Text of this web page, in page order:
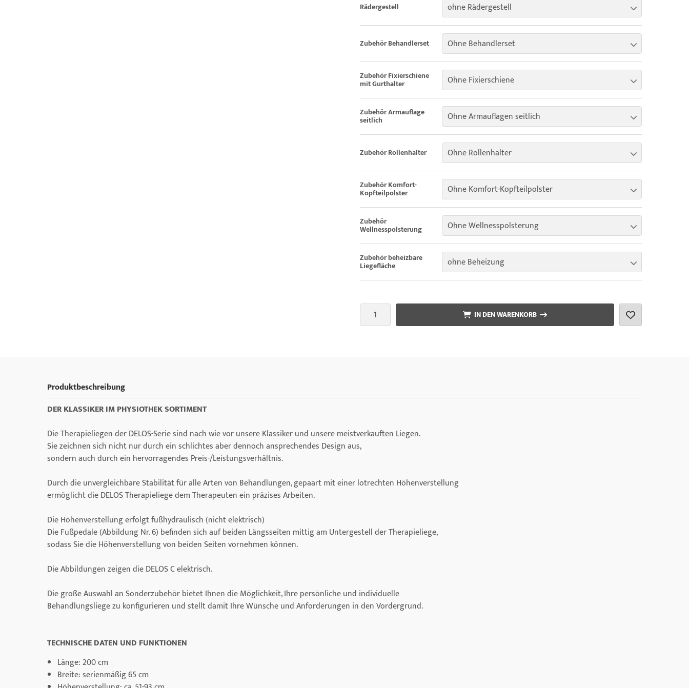
Rädergestell ohne Rädergestell
Zubehör Behandlerset Ohne Behandlerset
Zubehör Fixierschiene
mit Gurthalter Ohne Fixierschiene
Zubehör Armauflage
seitlich Ohne Armauflagen seitlich
Zubehör Rollenhalter Ohne Rollenhalter
Zubehör Komfort-
Kopfteilpolster Ohne Komfort-Kopfteilpolster
Zubehör
Wellnesspolsterung Ohne Wellnesspolsterung
Zubehör beheizbare
Liegefläche ohne Beheizung
IN DEN WARENKORB
Produktbeschreibung
DER KLASSIKER IM PHYSIOTHEK SORTIMENT
Die Therapieliegen der DELOS-Serie sind nach wie vor unsere Klassiker und unsere meistverkauften Liegen.
Sie zeichnen sich nicht nur durch ein schlichtes aber dennoch ansprechendes Design aus,
sondern auch durch ein hervorragendes Preis-/Leistungsverhältnis.
Durch die unvergleichbare Stabilität für alle Arten von Behandlungen, gepaart mit einer lotrechten Höhenverstellung
ermöglicht die DELOS Therapieliege dem Therapeuten ein präzises Arbeiten.
Die Höhenverstellung erfolgt fußhydraulisch (nicht elektrisch)
Die Fußpedale (Abbildung Nr. 6) befinden sich auf beiden Längsseiten mittig am Untergestell der Therapieliege,
sodass Sie die Höhenverstellung von beiden Seiten vornehmen können.
Die Abbildungen zeigen die DELOS C elektrisch.
Die große Auswahl an Sonderzubehör bietet Ihnen die Möglichkeit, Ihre persönliche und individuelle
Behandlungsliege zu konfigurieren und stellt damit Ihre Wünsche und Anforderungen in den Vordergrund.
TECHNISCHE DATEN UND FUNKTIONEN
Länge: 200 cm
Breite: serienmäßig 65 cm